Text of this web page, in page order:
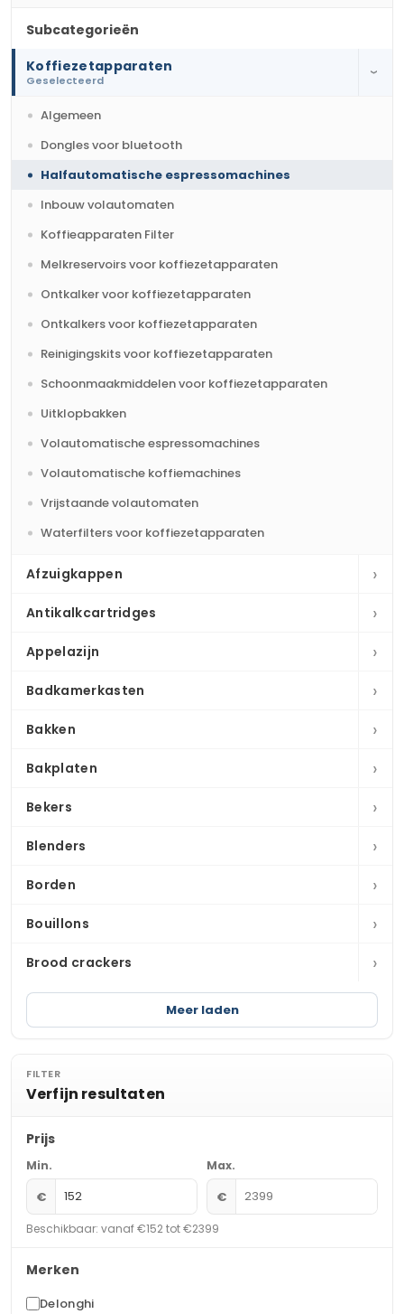
Subcategorieën
Koffiezetapparaten
Geselecteerd
›
Algemeen
Dongles voor bluetooth
Halfautomatische espressomachines
Inbouw volautomaten
Koffieapparaten Filter
Melkreservoirs voor koffiezetapparaten
Ontkalker voor koffiezetapparaten
Ontkalkers voor koffiezetapparaten
Reinigingskits voor koffiezetapparaten
Schoonmaakmiddelen voor koffiezetapparaten
Uitklopbakken
Volautomatische espressomachines
Volautomatische koffiemachines
Vrijstaande volautomaten
Waterfilters voor koffiezetapparaten
Afzuigkappen ›
Antikalkcartridges ›
Appelazijn ›
Badkamerkasten ›
Bakken ›
Bakplaten ›
Bekers ›
Blenders ›
Borden ›
Bouillons ›
Brood crackers ›
Meer laden
FILTER
Verfijn resultaten
Prijs
Min.
€
Max.
€
Beschikbaar: vanaf €152 tot €2399
Merken
Delonghi